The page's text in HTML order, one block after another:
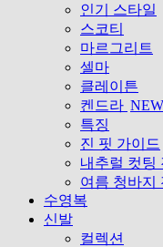
인기 스타일
스코티
마르그리트
셀마
클레이튼
켄드라 NEW
특징
진 핏 가이드
내추럴 컷팅
여름 청바지
수영복
신발
컬렉션